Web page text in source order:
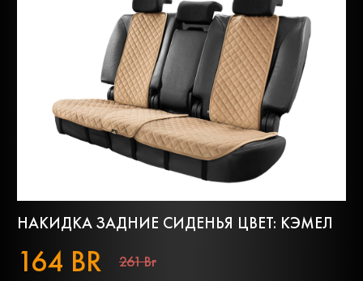
НАКИДКА ЗАДНИЕ СИДЕНЬЯ ЦВЕТ: КЭМЕЛ
164 BR 261 Br